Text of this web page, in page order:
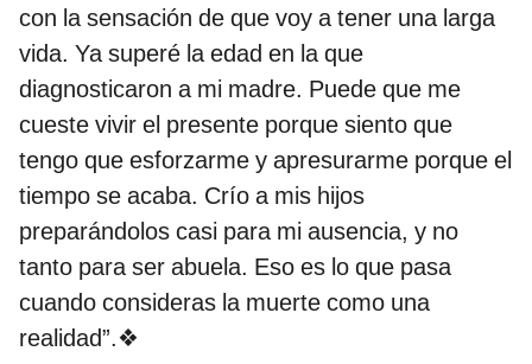
con la sensación de que voy a tener una larga
vida. Ya superé la edad en la que
diagnosticaron a mi madre. Puede que me
cueste vivir el presente porque siento que
tengo que esforzarme y apresurarme porque el
tiempo se acaba. Crío a mis hijos
preparándolos casi para mi ausencia, y no
tanto para ser abuela. Eso es lo que pasa
cuando consideras la muerte como una
realidad”.❖